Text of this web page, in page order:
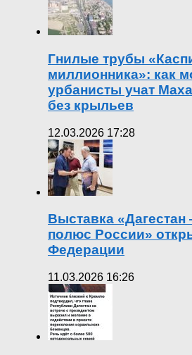
Гнилые трубы
миллионника»: как
урбанисты учат
без крыльев
12.03.2026 17:28
Выставка
полюс России»
Федерации
11.03.2026 16:26